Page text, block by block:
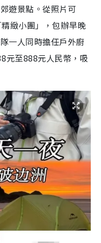
遊景點。從照片可
緻小團」，包辦早晚
一人同時擔任戶外廚
元至888元人民幣，吸